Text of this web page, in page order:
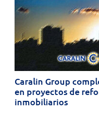
Caralin Group
en proyectos de
inmobiliarios